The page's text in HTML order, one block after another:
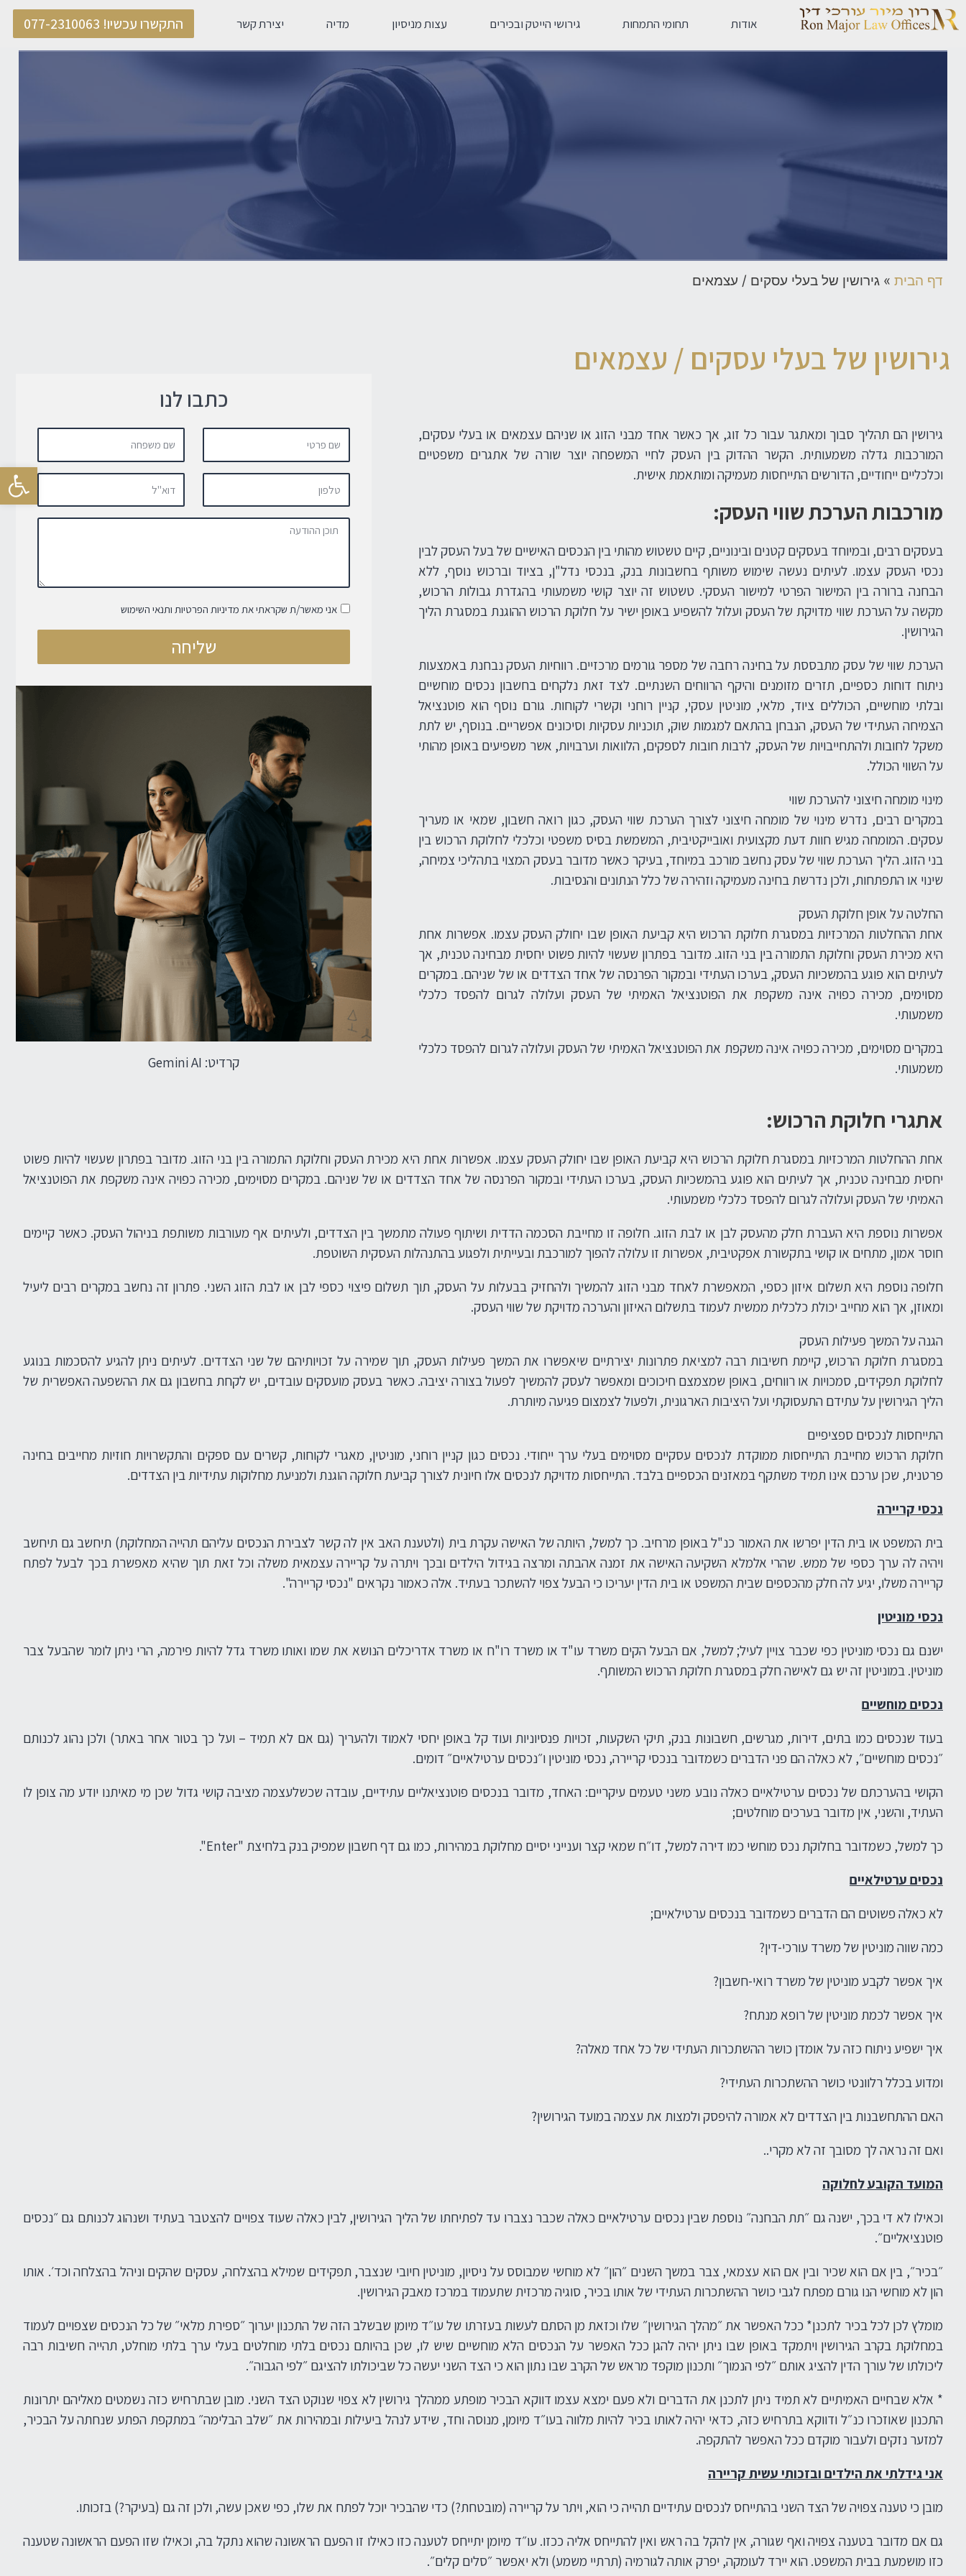
פתח
אודות תחומי התמחות גירושי הייטק ובכירים עצות מניסיון מדיה יצירת קשר התקשרו עכשיו! 077-2310063
דף הבית » גירושין של בעלי עסקים / עצמאים
גירושין של בעלי עסקים / עצמאים
גירושין הם תהליך סבוך ומאתגר עבור כל זוג, אך כאשר אחד מבני הזוג או שניהם עצמאים או בעלי עסקים,
המורכבות גדלה משמעותית. הקשר ההדוק בין העסק לחיי המשפחה יוצר שורה של אתגרים משפטיים
וכלכליים ייחודיים, הדורשים התייחסות מעמיקה ומותאמת אישית.
מורכבות הערכת שווי העסק:
בעסקים רבים, ובמיוחד בעסקים קטנים ובינוניים, קיים טשטוש מהותי בין הנכסים האישיים של בעל העסק לבין
נכסי העסק עצמו. לעיתים נעשה שימוש משותף בחשבונות בנק, בנכסי נדל"ן, בציוד וברכוש נוסף, ללא
הבחנה ברורה בין המישור הפרטי למישור העסקי. טשטוש זה יוצר קושי משמעותי בהגדרת גבולות הרכוש,
מקשה על הערכת שווי מדויקת של העסק ועלול להשפיע באופן ישיר על חלוקת הרכוש ההוגנת במסגרת הליך
הגירושין.
הערכת שווי של עסק מתבססת על בחינה רחבה של מספר גורמים מרכזיים. רווחיות העסק נבחנת באמצעות
ניתוח דוחות כספיים, תזרים מזומנים והיקף הרווחים השנתיים. לצד זאת נלקחים בחשבון נכסים מוחשיים
ובלתי מוחשיים, הכוללים ציוד, מלאי, מוניטין עסקי, קניין רוחני וקשרי לקוחות. גורם נוסף הוא פוטנציאל
הצמיחה העתידי של העסק, הנבחן בהתאם למגמות שוק, תוכניות עסקיות וסיכונים אפשריים. בנוסף, יש לתת
משקל לחובות ולהתחייבויות של העסק, לרבות חובות לספקים, הלוואות וערבויות, אשר משפיעים באופן מהותי
על השווי הכולל.
מינוי מומחה חיצוני להערכת שווי
במקרים רבים, נדרש מינוי של מומחה חיצוני לצורך הערכת שווי העסק, כגון רואה חשבון, שמאי או מעריך
עסקים. המומחה מגיש חוות דעת מקצועית ואובייקטיבית, המשמשת בסיס משפטי וכלכלי לחלוקת הרכוש בין
בני הזוג. הליך הערכת שווי של עסק נחשב מורכב במיוחד, בעיקר כאשר מדובר בעסק המצוי בתהליכי צמיחה,
שינוי או התפתחות, ולכן נדרשת בחינה מעמיקה וזהירה של כלל הנתונים והנסיבות.
החלטה על אופן חלוקת העסק
אחת ההחלטות המרכזיות במסגרת חלוקת הרכוש היא קביעת האופן שבו יחולק העסק עצמו. אפשרות אחת
היא מכירת העסק וחלוקת התמורה בין בני הזוג. מדובר בפתרון שעשוי להיות פשוט יחסית מבחינה טכנית, אך
לעיתים הוא פוגע בהמשכיות העסק, בערכו העתידי ובמקור הפרנסה של אחד הצדדים או של שניהם. במקרים
מסוימים, מכירה כפויה אינה משקפת את הפוטנציאל האמיתי של העסק ועלולה לגרום להפסד כלכלי
משמעותי.
במקרים מסוימים, מכירה כפויה אינה משקפת את הפוטנציאל האמיתי של העסק ועלולה לגרום להפסד כלכלי
משמעותי.
כתבו לנו
אני מאשר/ת שקראתי את מדיניות הפרטיות ותנאי השימוש
שליחה
קרדיט: Gemini AI
אתגרי חלוקת הרכוש:
אחת ההחלטות המרכזיות במסגרת חלוקת הרכוש היא קביעת האופן שבו יחולק העסק עצמו. אפשרות אחת היא מכירת העסק וחלוקת התמורה בין בני הזוג. מדובר בפתרון שעשוי להיות פשוט
יחסית מבחינה טכנית, אך לעיתים הוא פוגע בהמשכיות העסק, בערכו העתידי ובמקור הפרנסה של אחד הצדדים או של שניהם. במקרים מסוימים, מכירה כפויה אינה משקפת את הפוטנציאל
האמיתי של העסק ועלולה לגרום להפסד כלכלי משמעותי.
אפשרות נוספת היא העברת חלק מהעסק לבן או לבת הזוג. חלופה זו מחייבת הסכמה הדדית ושיתוף פעולה מתמשך בין הצדדים, ולעיתים אף מעורבות משותפת בניהול העסק. כאשר קיימים
חוסר אמון, מתחים או קושי בתקשורת אפקטיבית, אפשרות זו עלולה להפוך למורכבת ובעייתית ולפגוע בהתנהלות העסקית השוטפת.
חלופה נוספת היא תשלום איזון כספי, המאפשרת לאחד מבני הזוג להמשיך ולהחזיק בבעלות על העסק, תוך תשלום פיצוי כספי לבן או לבת הזוג השני. פתרון זה נחשב במקרים רבים ליעיל
ומאוזן, אך הוא מחייב יכולת כלכלית ממשית לעמוד בתשלום האיזון והערכה מדויקת של שווי העסק.
הגנה על המשך פעילות העסק
במסגרת חלוקת הרכוש, קיימת חשיבות רבה למציאת פתרונות יצירתיים שיאפשרו את המשך פעילות העסק, תוך שמירה על זכויותיהם של שני הצדדים. לעיתים ניתן להגיע להסכמות בנוגע
לחלוקת תפקידים, סמכויות או רווחים, באופן שמצמצם חיכוכים ומאפשר לעסק להמשיך לפעול בצורה יציבה. כאשר בעסק מועסקים עובדים, יש לקחת בחשבון גם את ההשפעה האפשרית של
הליך הגירושין על עתידם התעסוקתי ועל היציבות הארגונית, ולפעול לצמצום פגיעה מיותרת.
התייחסות לנכסים ספציפיים
חלוקת הרכוש מחייבת התייחסות ממוקדת לנכסים עסקיים מסוימים בעלי ערך ייחודי. נכסים כגון קניין רוחני, מוניטין, מאגרי לקוחות, קשרים עם ספקים והתקשרויות חוזיות מחייבים בחינה
פרטנית, שכן ערכם אינו תמיד משתקף במאזנים הכספיים בלבד. התייחסות מדויקת לנכסים אלו חיונית לצורך קביעת חלוקה הוגנת ולמניעת מחלוקות עתידיות בין הצדדים.
נכסי קריירה
בית המשפט או בית הדין יפרשו את האמור כנ"ל באופן מרחיב. כך למשל, היותה של האישה עקרת בית (ולטענת האב אין לה קשר לצבירת הנכסים עליהם תהייה המחלוקת) תיחשב גם תיחשב
ויהיה לה ערך כספי של ממש. שהרי אלמלא השקיעה האישה את זמנה אהבתה ומרצה בגידול הילדים ובכך ויתרה על קריירה עצמאית משלה וכל זאת תוך שהיא מאפשרת בכך לבעל לפתח
קריירה משלו, יגיע לה חלק מהכספים שבית המשפט או בית הדין יעריכו כי הבעל צפוי להשתכר בעתיד. אלה כאמור נקראים "נכסי קריירה".
נכסי מוניטין
ישנם גם נכסי מוניטין כפי שכבר צויין לעיל; למשל, אם הבעל הקים משרד עו"ד או משרד רו"ח או משרד אדריכלים הנושא את שמו ואותו משרד גדל להיות פירמה, הרי ניתן לומר שהבעל צבר
מוניטין. במוניטין זה יש גם לאישה חלק במסגרת חלוקת הרכוש המשותף.
נכסים מוחשיים
בעוד שנכסים כמו בתים, דירות, מגרשים, חשבונות בנק, תיקי השקעות, זכויות פנסיוניות ועוד קל באופן יחסי לאמוד ולהעריך (גם אם לא תמיד – ועל כך בטור אחר באתר) ולכן נהוג לכנותם
״נכסים מוחשיים״, לא כאלה הם פני הדברים כשמדובר בנכסי קריירה, נכסי מוניטין ו״נכסים ערטילאיים״ דומים.
הקושי בהערכתם של נכסים ערטילאיים כאלה נובע משני טעמים עיקריים: האחד, מדובר בנכסים פוטנציאליים עתידיים, עובדה שכשלעצמה מציבה קושי גדול שכן מי מאיתנו יודע מה צופן לו
העתיד, והשני, אין מדובר בערכים מוחלטים;
כך למשל, כשמדובר בחלוקת נכס מוחשי כמו דירה למשל, דו״ח שמאי קצר וענייני יסיים מחלוקת במהירות, כמו גם דף חשבון שמפיק בנק בלחיצת "Enter".
נכסים ערטילאיים
לא כאלה פשוטים הם הדברים כשמדובר בנכסים ערטילאיים;
כמה שווה מוניטין של משרד עורכי-דין?
איך אפשר לקבע מוניטין של משרד רואי-חשבון?
איך אפשר לכמת מוניטין של רופא מנתח?
איך ישפיע ניתוח כזה על אומדן כושר ההשתכרות העתידי של כל אחד מאלה?
ומדוע בכלל רלוונטי כושר ההשתכרות העתידי?
האם ההתחשבנות בין הצדדים לא אמורה להיפסק ולמצות את עצמה במועד הגירושין?
ואם זה נראה לך מסובך זה לא מקרי..
המועד הקובע לחלוקה
וכאילו לא די בכך, ישנה גם ״תת הבחנה״ נוספת שבין נכסים ערטילאיים כאלה שכבר נצברו עד לפתיחתו של הליך הגירושין, לבין כאלה שעוד צפויים להצטבר בעתיד ושנהוג לכנותם גם ״נכסים
פוטנציאליים״.
״בכיר״, בין אם הוא שכיר ובין אם הוא עצמאי, צבר במשך השנים ״הון״ לא מוחשי שמבוסס על ניסיון, מוניטין חיובי שנצבר, תפקידים שמילא בהצלחה, עסקים שהקים וניהל בהצלחה וכד׳. אותו
הון לא מוחשי הנו גורם מפתח לגבי כושר ההשתכרות העתידי של אותו בכיר, סוגיה מרכזית שתעמוד במרכז מאבק הגירושין.
מומלץ לכן לכל בכיר לתכנן* ככל האפשר את ״מהלך הגירושין״ שלו וכזאת מן הסתם לעשות בעזרתו של עו״ד מיומן שבשלב הזה של התכנון יערוך ״ספירת מלאי״ של כל הנכסים שצפויים לעמוד
במחלוקת בקרב הגירושין ויתמקד באופן שבו ניתן יהיה להגן ככל האפשר על הנכסים הלא מוחשיים שיש לו, שכן בהיותם נכסים בלתי מוחלטים בעלי ערך בלתי מוחלט, תהייה חשיבות רבה
ליכולתו של עורך הדין להציג אותם ״לפי הנמוך״ ותכנון מוקפד מראש של הקרב שבו נתון הוא כי הצד השני יעשה כל שביכולתו להציגם ״לפי הגבוה״.
* אלא שבחיים האמיתיים לא תמיד ניתן לתכנן את הדברים ולא פעם ימצא עצמו דווקא הבכיר מופתע ממהלך גירושין לא צפוי שנוקט הצד השני. מובן שבתרחיש כזה נשמטים מאליהם יתרונות
התכנון שאוזכרו כנ״ל ודווקא בתרחיש כזה, כדאי יהיה לאותו בכיר להיות מלווה בעו״ד מיומן, מנוסה וחד, שידע לנהל ביעילות ובמהירות את ״שלב הבלימה״ במתקפת הפתע שנחתה על הבכיר,
למזער נזקים ולעבור מוקדם ככל האפשר להתקפה.
אני גידלתי את הילדים ובזכותי עשית קריירה
מובן כי טענה צפויה של הצד השני בהתייחס לנכסים עתידיים תהייה כי הוא, ויתר על קריירה (מובטחת?) כדי שהבכיר יוכל לפתח את שלו, כפי שאכן עשה, ולכן זה גם (בעיקר?) בזכותו.
גם אם מדובר בטענה צפויה ואף שגורה, אין להקל בה ראש ואין להתייחס אליה ככזו. עו״ד מיומן יתייחס לטענה כזו כאילו זו הפעם הראשונה שהוא נתקל בה, וכאילו שזו הפעם הראשונה שטענה
כזו מושמעת בבית המשפט. הוא יירד לעומקה, יפרק אותה לגורמיה (תרתיי משמע) ולא יאפשר ״סלים קלים״.